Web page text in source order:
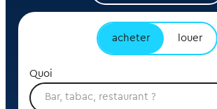
acheter louer
Quoi